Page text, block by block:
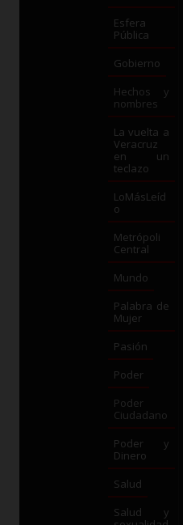
Esfera
Pública
Gobierno
Hechos y
nombres
La vuelta a
Veracruz
en un
teclazo
LoMásLeíd
o
Metrópoli
Central
Mundo
Palabra de
Mujer
Pasión
Poder
Poder
Ciudadano
Poder y
Dinero
Salud
Salud y